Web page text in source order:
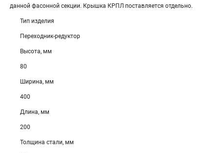
данной фасонной секции. Крышка КРПЛ поставляется отдельно.
Тип изделия
Переходник-редуктор
Высота, мм
80
Ширина, мм
400
Длина, мм
200
Толщина стали, мм